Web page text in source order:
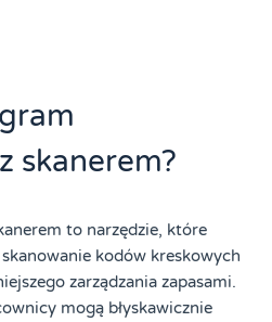
skanerem?
to narzędzie, które
kodów kreskowych
zarządzania zapasami.
mogą błyskawicznie